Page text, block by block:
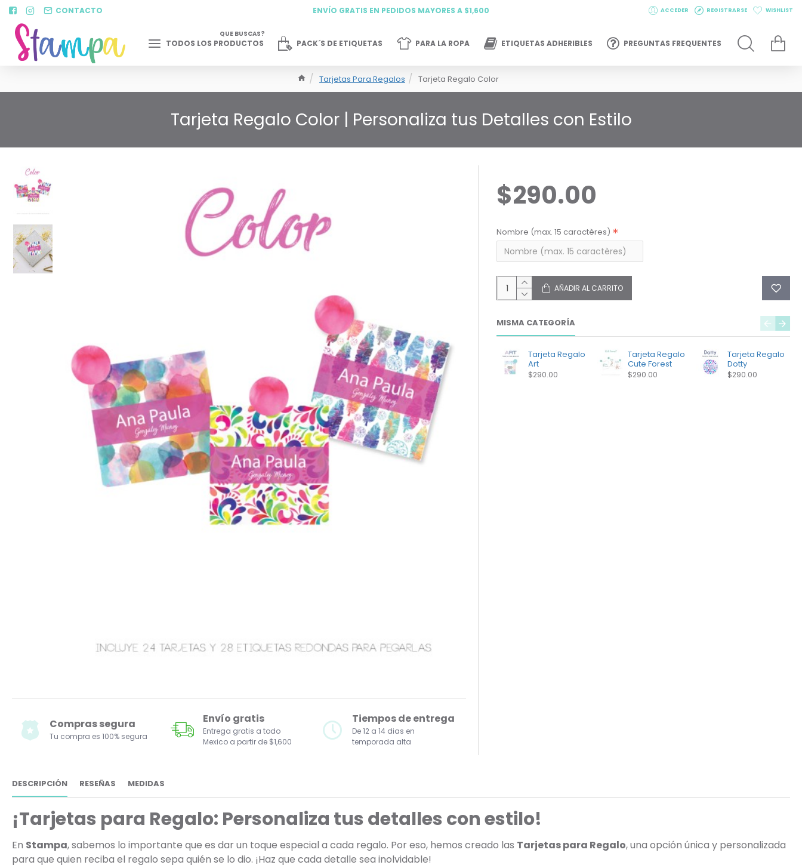
CONTACTO ENVÍO GRATIS EN PEDIDOS MAYORES A $1,600 ACCEDER REGISTRARSE WISHLIST
TODOS LOS PRODUCTOS
QUE BUSCAS?
PACK´S DE ETIQUETAS PARA LA ROPA ETIQUETAS ADHERIBLES PREGUNTAS FREQUENTES
Tarjetas Para Regalos Tarjeta Regalo Color
Tarjeta Regalo Color | Personaliza tus Detalles con Estilo
Compras segura
Tu compra es 100% segura
Envío gratis
Entrega gratis a todo
Mexico a partir de $1,600
Tiempos de entrega
De 12 a 14 dias en
temporada alta
$290.00
Nombre (max. 15 caractères)
AÑADIR AL CARRITO
MISMA CATEGORÍA
Tarjeta Regalo
Art
$290.00
Tarjeta Regalo
Cute Forest
$290.00
Tarjeta Regalo
Dotty
$290.00
DESCRIPCIÓN RESEÑAS MEDIDAS
¡Tarjetas para Regalo: Personaliza tus detalles con estilo!
En Stampa, sabemos lo importante que es dar un toque especial a cada regalo. Por eso, hemos creado las Tarjetas para Regalo, una opción única y personalizada
para que quien reciba el regalo sepa quién se lo dio. ¡Haz que cada detalle sea inolvidable!